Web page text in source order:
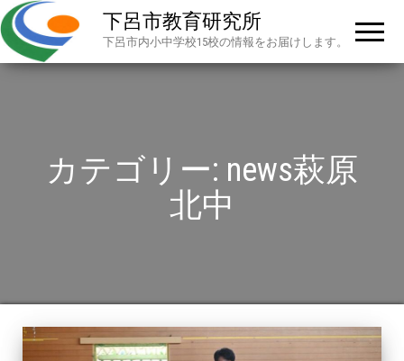
下呂市教育研究所
下呂市内小中学校15校の情報をお届けします。
カテゴリー: news萩原
北中